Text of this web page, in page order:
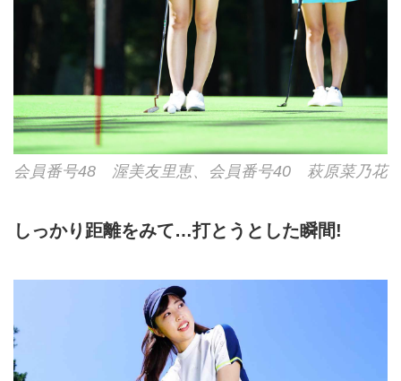
会員番号48 渥美友里恵、会員番号40 萩原菜乃花
しっかり距離をみて…打とうとした瞬間!